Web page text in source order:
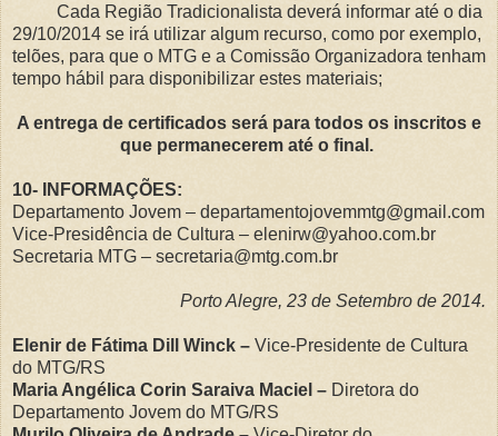
Cada Região Tradicionalista deverá informar até o dia
29/10/2014 se irá utilizar algum recurso, como por exemplo,
telões, para que o MTG e a Comissão Organizadora tenham
tempo hábil para disponibilizar estes materiais;
A entrega de certificados será para todos os inscritos e
que permanecerem até o final.
10- INFORMAÇÕES:
Departamento Jovem – departamentojovemmtg@gmail.com
Vice-Presidência de Cultura – elenirw@yahoo.com.br
Secretaria MTG – secretaria@mtg.com.br
Porto Alegre, 23 de Setembro de 2014.
Elenir de Fátima Dill Winck – Vice-Presidente de Cultura
do MTG/RS
Maria Angélica Corin Saraiva Maciel – Diretora do
Departamento Jovem do MTG/RS